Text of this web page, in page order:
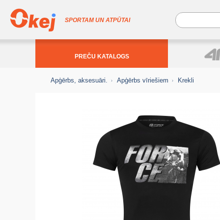
SPORTAM UN ATPŪTAI
PREČU KATALOGS
Apģērbs, aksesuāri. Apģērbs vīriešiem Krekli